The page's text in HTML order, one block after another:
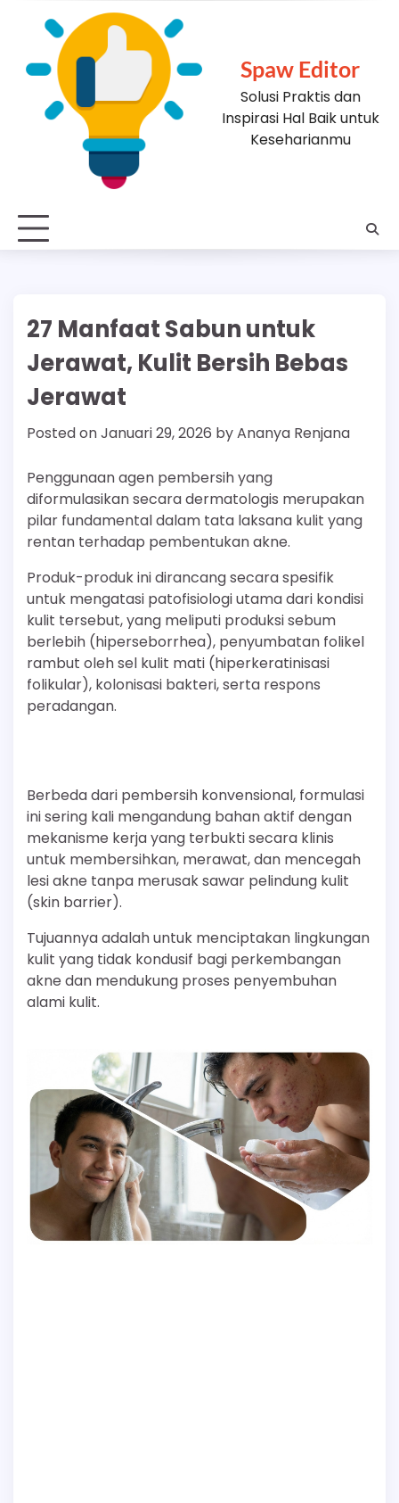
Spaw Editor
Solusi Praktis dan
Inspirasi Hal Baik untuk
Keseharianmu
27 Manfaat Sabun untuk
Jerawat, Kulit Bersih Bebas
Jerawat
Posted onJanuari 29, 2026 byAnanya Renjana
Penggunaan agen pembersih yang
diformulasikan secara dermatologis merupakan
pilar fundamental dalam tata laksana kulit yang
rentan terhadap pembentukan akne.
Produk-produk ini dirancang secara spesifik
untuk mengatasi patofisiologi utama dari kondisi
kulit tersebut, yang meliputi produksi sebum
berlebih (hiperseborrhea), penyumbatan folikel
rambut oleh sel kulit mati (hiperkeratinisasi
folikular), kolonisasi bakteri, serta respons
peradangan.
Berbeda dari pembersih konvensional, formulasi
ini sering kali mengandung bahan aktif dengan
mekanisme kerja yang terbukti secara klinis
untuk membersihkan, merawat, dan mencegah
lesi akne tanpa merusak sawar pelindung kulit
(skin barrier).
Tujuannya adalah untuk menciptakan lingkungan
kulit yang tidak kondusif bagi perkembangan
akne dan mendukung proses penyembuhan
alami kulit.